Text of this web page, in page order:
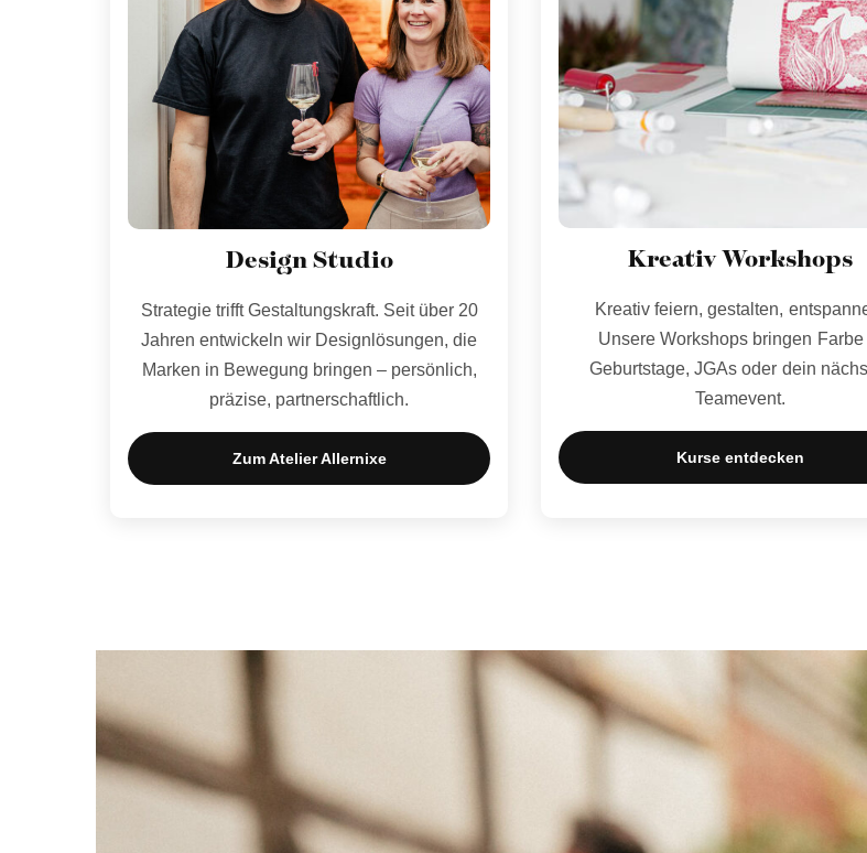
Design Studio
Strategie trifft Gestaltungskraft. Seit über 20
Jahren entwickeln wir Designlösungen, die
Marken in Bewegung bringen – persönlich,
präzise, partnerschaftlich.
Zum Atelier Allernixe
Kreativ Workshops
Kreativ feiern, gestalten,
Unsere Workshops bringen Farbe
Geburtstage, JGAs oder dein
Teamevent.
Kurse entdecken